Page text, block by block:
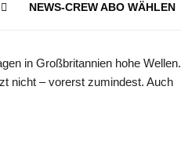
NEWS-CREW ABO WÄHLEN
in Großbritannien hohe Wellen.
nicht – vorerst zumindest. Auch